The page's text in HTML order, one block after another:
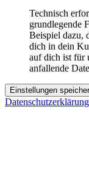
Technisch
grundlegende
Beispiel dazu,
dich in dein
auf dich ist für
anfallende
Einstellungen
Datenschutzerklärung